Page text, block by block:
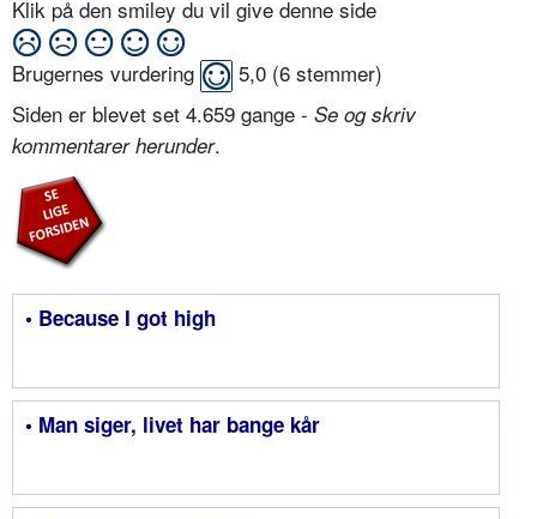
Klik på den smiley du vil give denne side
Brugernes vurdering 5,0 (6 stemmer)
Siden er blevet set 4.659 gange - Se og skriv
kommentarer herunder.
• Because I got high
• Man siger, livet har bange kår